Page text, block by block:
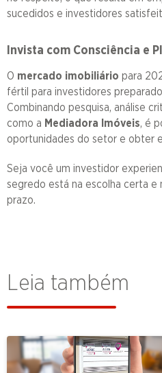
sucedidos e investidores
Invista com Consciência e
O mercado imobiliário para
fértil para investidores
Combinando pesquisa, análise
como a Mediadora Imóveis, é
oportunidades do setor e obter
Seja você um investidor
segredo está na escolha certa
prazo.
Leia também